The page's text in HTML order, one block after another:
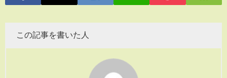
この記事を書いた人